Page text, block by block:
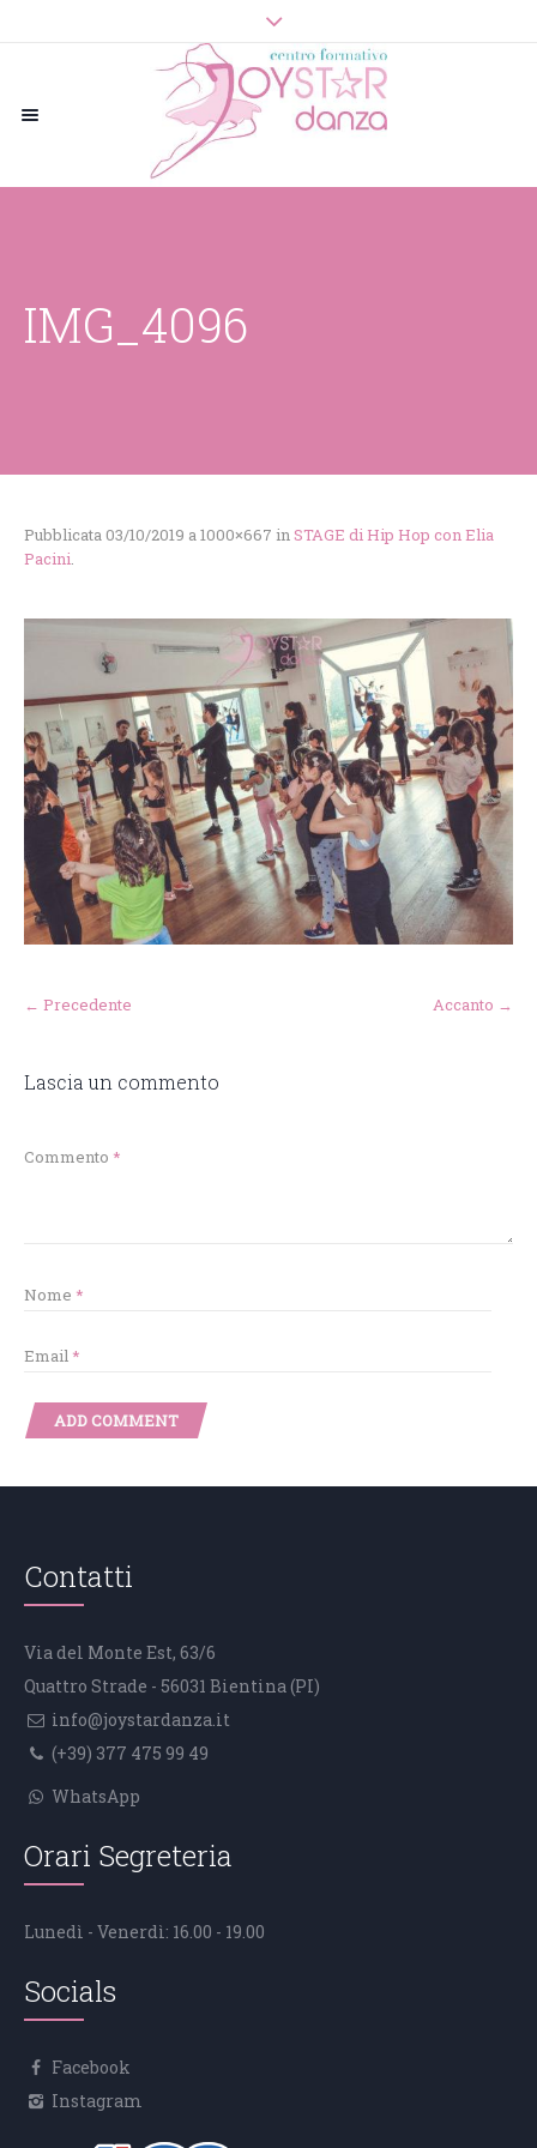
IMG_4096
Pubblicata03/10/2019 a 1000×667 inSTAGE di Hip Hop con Elia
Pacini.
← Precedente Accanto →
Lascia un commento
Commento *
Nome *
Email *
Contatti
Via del Monte Est, 63/6
Quattro Strade - 56031 Bientina (PI)
info@joystardanza.it
(+39) 377 475 99 49
WhatsApp
Orari Segreteria
Lunedì - Venerdì: 16.00 - 19.00
Socials
Facebook
Instagram